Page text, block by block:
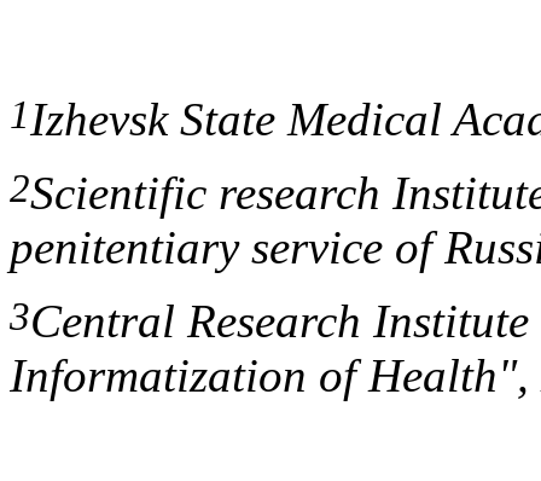
1Izhevsk State Medical
2Scientific research
penitentiary service of
3Central Research
Informatization of Health",